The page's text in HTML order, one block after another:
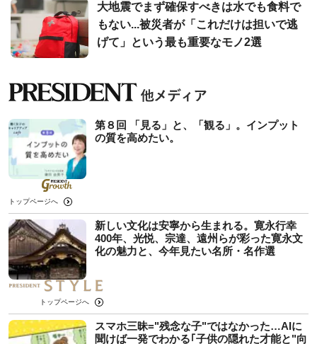
大地震でまず確保すべきは水でも食料で
もない...被災者が「これだけは担いで逃
げて」という最も重要なモノ2選
第８回 「見る」と、「観る」。インプット
の質を高めたい。
トップページへ
新しい文化は安寧から生まれる。寛永行幸
400年、光悦、宗達、遠州らが彩った寛永文
化の魅力と、今年見たい名所・名作選
トップページへ
スマホ三昧="残念な子"ではなかった…AIに
聞けば一発でわかる｢子供の隠れた才能と"向